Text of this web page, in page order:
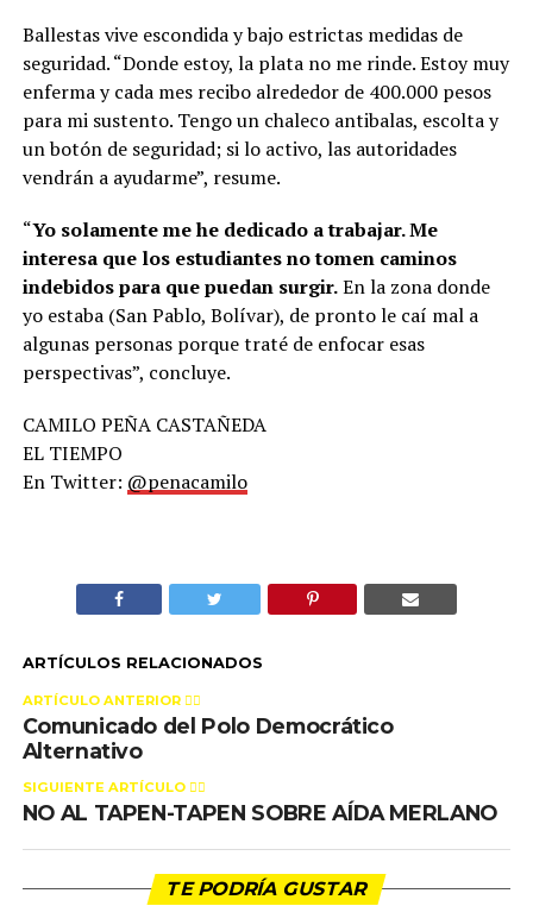
Ballestas vive escondida y bajo estrictas medidas de
seguridad. “Donde estoy, la plata no me rinde. Estoy muy
enferma y cada mes recibo alrededor de 400.000 pesos
para mi sustento. Tengo un chaleco antibalas, escolta y
un botón de seguridad; si lo activo, las autoridades
vendrán a ayudarme”, resume.
“Yo solamente me he dedicado a trabajar. Me
interesa que los estudiantes no tomen caminos
indebidos para que puedan surgir.En la zona donde
yo estaba (San Pablo, Bolívar), de pronto le caí mal a
algunas personas porque traté de enfocar esas
perspectivas”, concluye.
CAMILO PEÑA CASTAÑEDA
EL TIEMPO
En Twitter: @penacamilo
ARTÍCULOS RELACIONADOS
ARTÍCULO ANTERIOR 👉🏻
Comunicado del Polo Democrático
Alternativo
SIGUIENTE ARTÍCULO 👈🏻
NO AL TAPEN-TAPEN SOBRE AÍDA MERLANO
TE PODRÍA GUSTAR